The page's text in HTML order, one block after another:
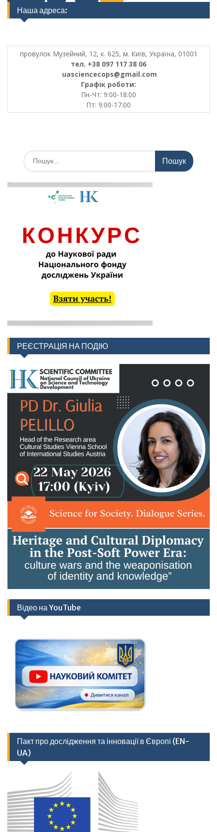
pagination
Наша адреса:
провулок Музейний, 12, к. 625, м. Київ, Україна, 01001
тел. +38 097 117 38 06
uasciencecops@gmail.com
Графік роботи:
Пн-Чт: 9:00-18:00
Пт: 9:00-17:00
Шукати:
РЕЄСТРАЦІЯ НА ПОДІЮ
Відео на YouTube
Пакт про дослідження та інновації в Європі (EN-
UA)